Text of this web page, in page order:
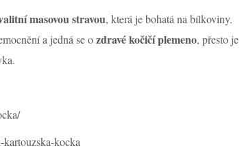
masovou stravou, která je bohatá na bílkoviny.
a jedná se ozdravé kočičí plemeno, přesto je
kocka